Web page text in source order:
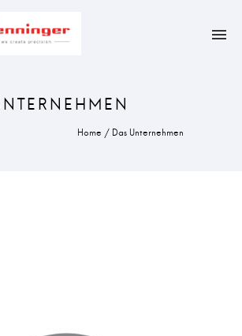
Home / Das Unternehmen